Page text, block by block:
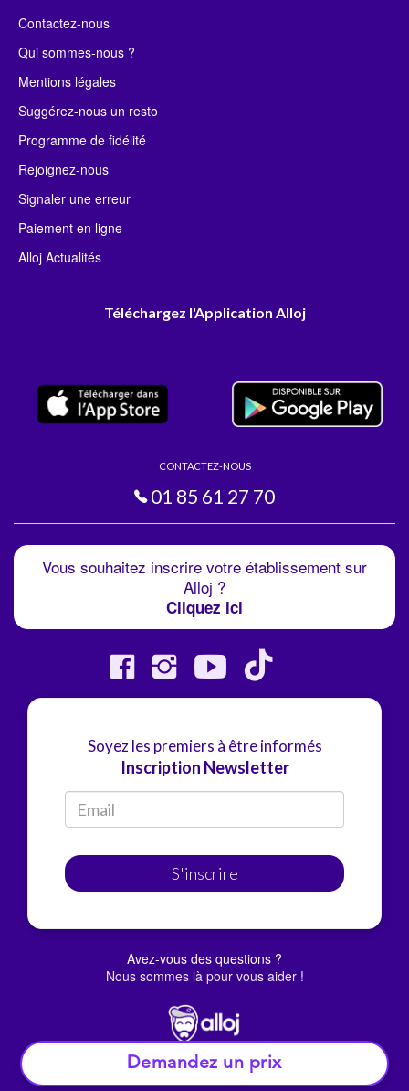
Demandez un prix
Contactez-nous
Qui sommes-nous ?
Mentions légales
Suggérez-nous un resto
Programme de fidélité
Rejoignez-nous
Signaler une erreur
Paiement en ligne
Alloj Actualités
Téléchargez l'Application Alloj
CONTACTEZ-NOUS
01 85 61 27 70
Vous souhaitez inscrire votre établissement sur
Alloj ?
Cliquez ici
Soyez les premiers à être informés
Inscription Newsletter
S'inscrire
Avez-vous des questions ?
Nous sommes là pour vous aider !
© Alloj.2022 Tous droits réservés